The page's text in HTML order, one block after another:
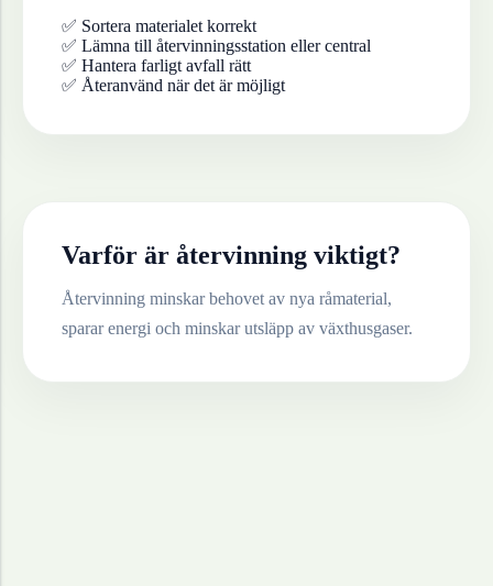
✅ Sortera materialet korrekt
✅ Lämna till återvinningsstation eller central
✅ Hantera farligt avfall rätt
✅ Återanvänd när det är möjligt
Varför är återvinning viktigt?
Återvinning minskar behovet av nya råmaterial,
sparar energi och minskar utsläpp av växthusgaser.